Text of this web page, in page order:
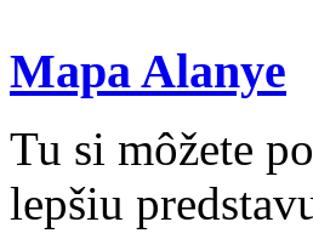
Mapa Alanye
Tu si môžete
lepšiu